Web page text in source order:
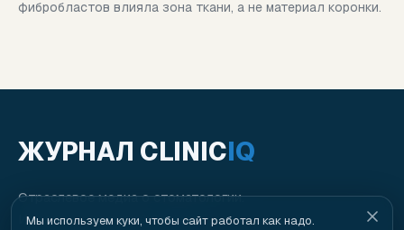
фибробластов влияла зона ткани, а не материал коронки.
ЖУРНАЛ CLINICIQ
Отраслевое медиа о стоматологии.
Издается командойClinicIQ.
Мы используем куки, чтобы сайт работал как надо.